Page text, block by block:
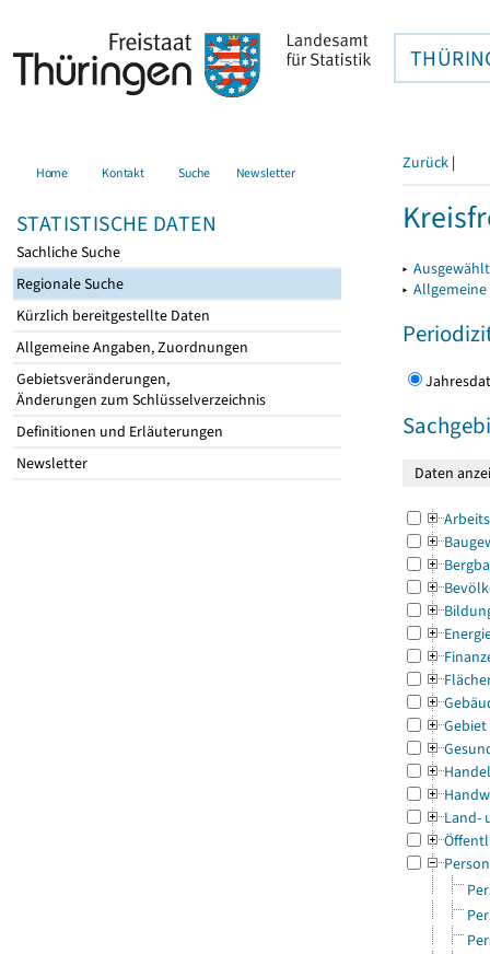
Home Kontakt Suche Newsletter
STATISTISCHE DATEN
Sachliche Suche
Regionale Suche
Kürzlich bereitgestellte Daten
Allgemeine Angaben, Zuordnungen
Gebietsveränderungen,
Änderungen zum Schlüsselverzeichnis
Definitionen und Erläuterungen
Newsletter
Zurück |
▸
▸
Gebiet
Land-